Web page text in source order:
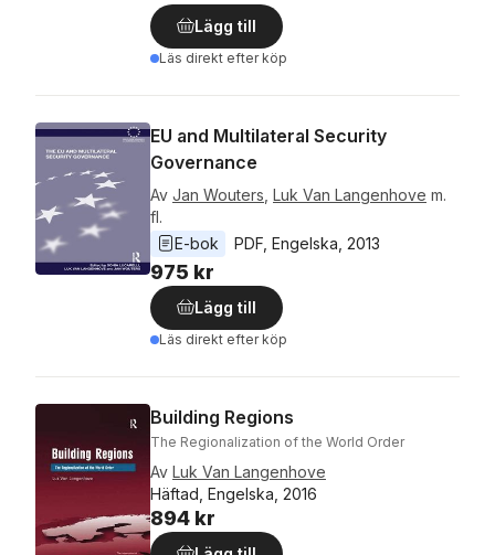
Lägg till
Läs direkt efter köp
EU and Multilateral Security
Governance
Av Jan Wouters Luk Van Langenhove m.
fl.
E-bok
PDF Engelska 2013
975 kr
Lägg till
Läs direkt efter köp
Building Regions
The Regionalization of the World Order
Av Luk Van Langenhove
Häftad, Engelska, 2016
894 kr